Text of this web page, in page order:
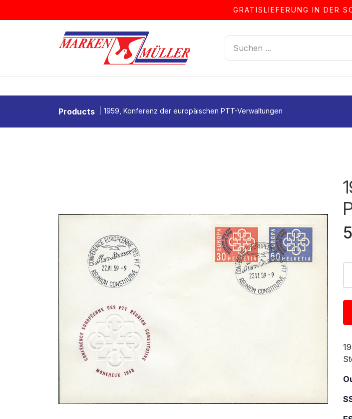
GRATISLIEFERUNG IN DER
Products 1959, Konferenz der europäischen PTT-Verwaltungen